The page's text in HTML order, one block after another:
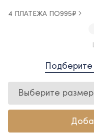
4 ПЛАТЕЖА ПО995₽
Выберите размер